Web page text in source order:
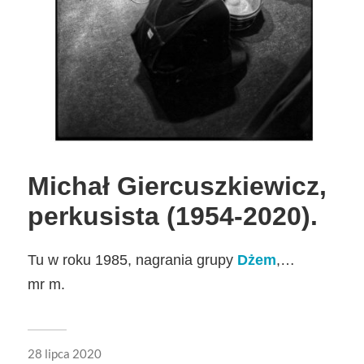
Michał Giercuszkiewicz,
perkusista (1954-2020).
Tu w roku 1985, nagrania grupy Dżem,…
mr m.
28 lipca 2020